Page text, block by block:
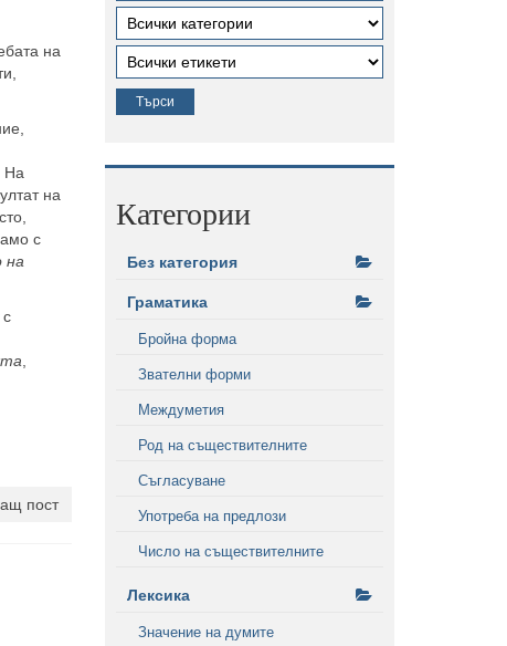
на
На
на
с
на
пост
Категории
Без категория
Граматика
Бройна форма
Звателни форми
Междуметия
Род на съществителните
Съгласуване
Употреба на предлози
Число на съществителните
Лексика
Значение на думите